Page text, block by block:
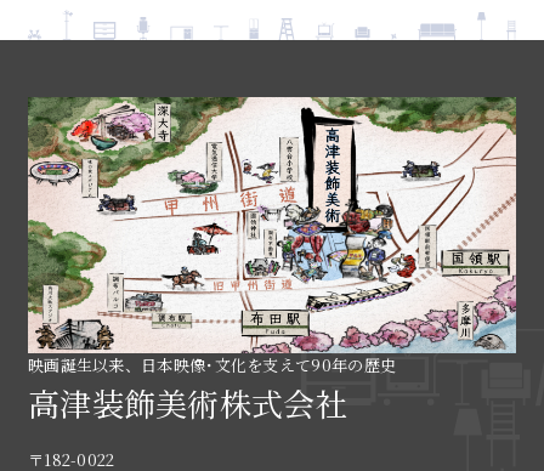
映画誕生以来、日本映像･文化を支えて90年の歴史
高津装飾美術株式会社
〒182-0022